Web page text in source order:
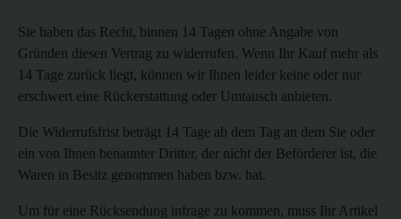
Sie haben das Recht, binnen 14 Tagen ohne Angabe von
Gründen diesen Vertrag zu widerrufen. Wenn Ihr Kauf mehr als
14 Tage zurück liegt, können wir Ihnen leider keine oder nur
erschwert eine Rückerstattung oder Umtausch anbieten.
Die Widerrufsfrist beträgt 14 Tage ab dem Tag an dem Sie oder
ein von Ihnen benannter Dritter, der nicht der Beförderer ist, die
Waren in Besitz genommen haben bzw. hat.
Um für eine Rücksendung infrage zu kommen, muss Ihr Artikel